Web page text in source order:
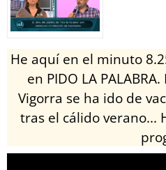
He aquí en el minuto
en PIDO LA
Vigorra se ha ido de
tras el cálido verano...